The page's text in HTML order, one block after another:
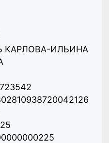
КАРЛОВА-ИЛЬИНА